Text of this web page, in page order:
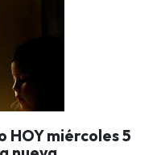
HOY miércoles 5